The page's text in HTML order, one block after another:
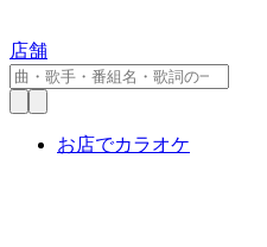
店舗
お店でカラオケ